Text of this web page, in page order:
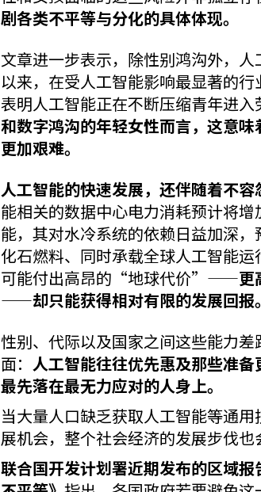
剧各类不平等与分化的具体体现。
文章进一步表示，除性别鸿沟外，
以来，在受人工智能影响最显著的行
表明人工智能正在不断压缩青年进入
和数字鸿沟的年轻女性而言，这意
更加艰难。
人工智能的快速发展，还伴随着不容
能相关的数据中心电力消耗预计将
能，其对水冷系统的依赖日益加深
化石燃料、同时承载全球人工智能
可能付出高昂的“地球代价”——更
——却只能获得相对有限的发展回报。
性别、代际以及国家之间这些能力
面： 人工智能往往优先惠及那些准
最先落在最无力应对的人身上。
当大量人口缺乏获取人工智能等通
展机会，整个社会经济的发展步伐也
联合国开发计划署近期发布的区域